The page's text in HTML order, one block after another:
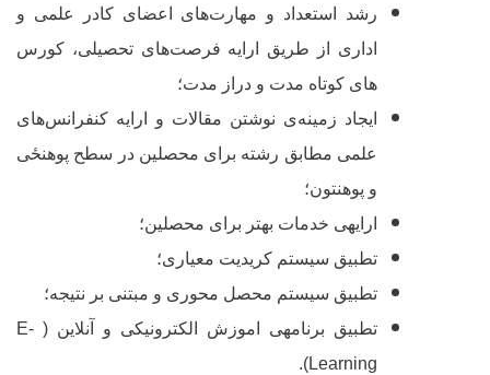
رشد استعداد و مهارت‌های اعضای کادر علمی و
اداری از طریق ارایه فرصت‌های تحصیلی، کورس
های کوتاه مدت و دراز مدت؛
ایجاد زمینهی نوشتن مقالات و ارایه کنفرانس‌های
علمی مطابق رشته برای محصلین در سطحپوهنځی
و پوهنتون؛
ارایه‏ی خدمات بهتر برای محصلین؛
تطبیق سیستم کریدیت معیاری؛
تطبیق سیستم محصل محوری و مبتنی بر نتیجه؛
تطبیق برنامه‏ی اموزش الکترونیکی و آنلاین ( E-
Learning
).